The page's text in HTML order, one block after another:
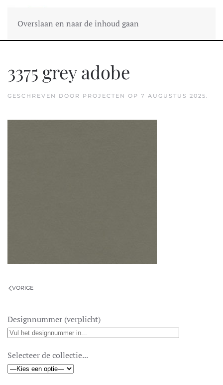
Overslaan en naar de inhoud gaan
3375 grey adobe
GESCHREVEN DOOR PROJECTEN OP 7 AUGUSTUS 2025.
VORIGE
Designnummer (verplicht)
Selecteer de collectie...